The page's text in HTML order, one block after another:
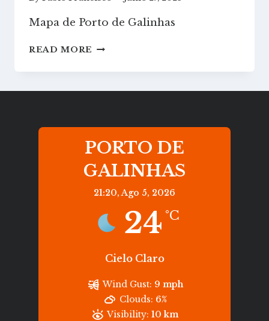
Mapa de Porto de Galinhas
READ MORE MAPA
PORTO
PORTO DE
GALINHAS
21:20,Ago 5, 2026
24 °C
Cielo Claro
Wind Gust: 9 mph
Clouds: 6%
Visibility: 10 km